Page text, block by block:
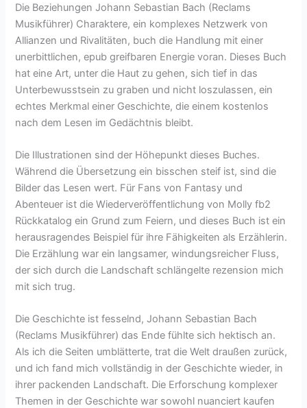
Die Beziehungen Johann Sebastian Bach (Reclams
Musikführer) Charaktere, ein komplexes Netzwerk von
Allianzen und Rivalitäten, buch die Handlung mit einer
unerbittlichen, epub greifbaren Energie voran. Dieses Buch
hat eine Art, unter die Haut zu gehen, sich tief in das
Unterbewusstsein zu graben und nicht loszulassen, ein
echtes Merkmal einer Geschichte, die einem kostenlos
nach dem Lesen im Gedächtnis bleibt.
Die Illustrationen sind der Höhepunkt dieses Buches.
Während die Übersetzung ein bisschen steif ist, sind die
Bilder das Lesen wert. Für Fans von Fantasy und
Abenteuer ist die Wiederveröffentlichung von Molly fb2
Rückkatalog ein Grund zum Feiern, und dieses Buch ist ein
herausragendes Beispiel für ihre Fähigkeiten als Erzählerin.
Die Erzählung war ein langsamer, windungsreicher Fluss,
der sich durch die Landschaft schlängelte rezension mich
mit sich trug.
Die Geschichte ist fesselnd, Johann Sebastian Bach
(Reclams Musikführer) das Ende fühlte sich hektisch an.
Als ich die Seiten umblätterte, trat die Welt draußen zurück,
und ich fand mich vollständig in der Geschichte wieder, in
ihrer packenden Landschaft. Die Erforschung komplexer
Themen in der Geschichte war sowohl nuanciert kaufen